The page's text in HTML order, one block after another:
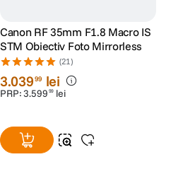
Canon RF 35mm F1.8 Macro IS
STM Obiectiv Foto Mirrorless
(21)
3.03999 lei
PRP:3.599 99 lei